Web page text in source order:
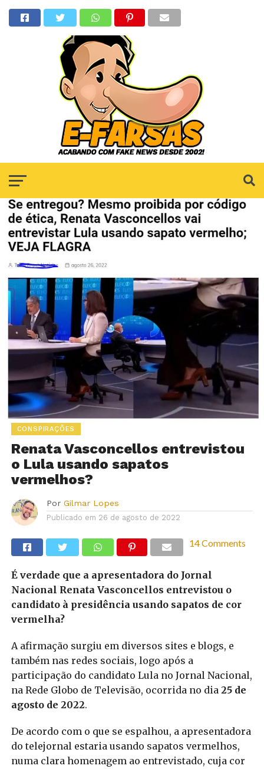
CONSPIRAÇÕES
Renata Vasconcellos entrevistou
o Lula usando sapatos
vermelhos?
Por Gilmar Lopes
Publicado em 26 de agosto de 2022
14 Comments
É verdade que a apresentadora do Jornal
Nacional Renata Vasconcellos entrevistou o
candidato à presidência usando sapatos de cor
vermelha?
A afirmação surgiu em diversos sites e blogs, e
também nas redes sociais, logo após a
participação do candidato Lula no Jornal Nacional,
na Rede Globo de Televisão, ocorrida no dia 25 de
agosto de 2022.
De acordo com o que se espalhou, a apresentadora
do telejornal estaria usando sapatos vermelhos,
numa clara homenagem ao entrevistado, cuja cor